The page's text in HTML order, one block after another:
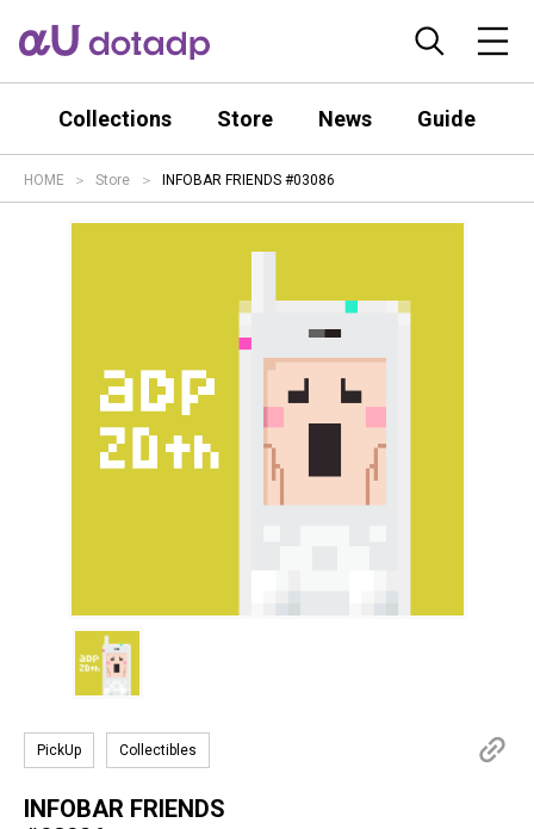
Collections Store News Guide
HOME Store INFOBAR FRIENDS #03086
PickUp Collectibles
INFOBAR FRIENDS